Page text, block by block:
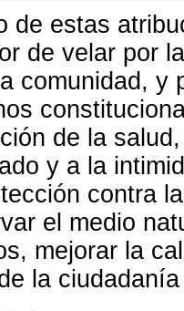
de estas
de velar por
comunidad, y
de la
y a la
contra
el medio
mejorar la
la